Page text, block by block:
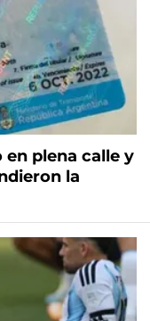
plena calle y
la